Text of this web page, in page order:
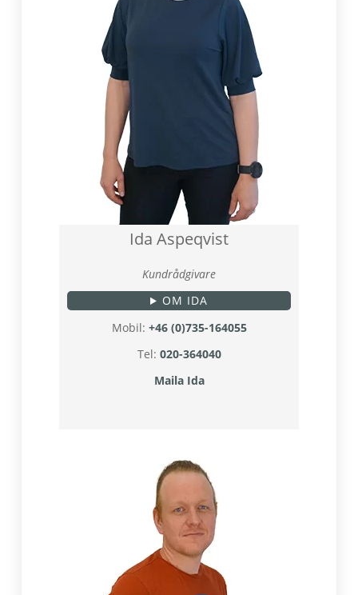
Ida Aspeqvist
Kundrådgivare
OM IDA
Mobil: +46 (0)735-164055
Tel: 020-364040
Maila Ida